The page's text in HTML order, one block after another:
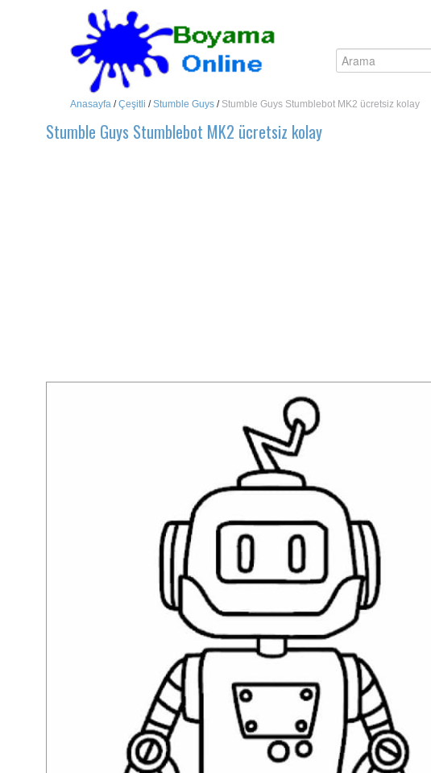
Anasayfa /Çeşitli /Stumble Guys / Stumble Guys Stumblebot MK2 ücretsiz kolay
Stumble Guys Stumblebot MK2 ücretsiz kolay